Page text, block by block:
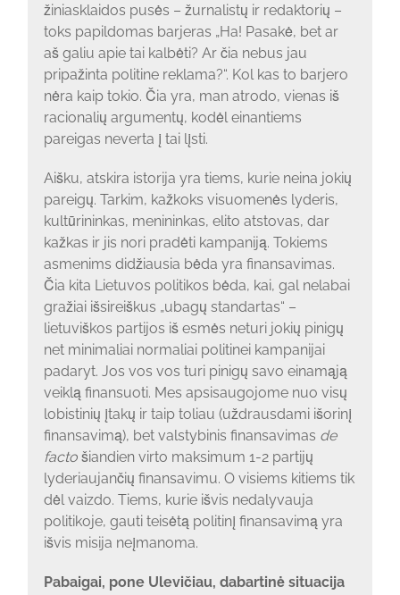
žiniasklaidos pusės – žurnalistų ir redaktorių –
toks papildomas barjeras „Ha! Pasakė, bet ar
aš galiu apie tai kalbėti? Ar čia nebus jau
pripažinta politine reklama?“. Kol kas to barjero
nėra kaip tokio. Čia yra, man atrodo, vienas iš
racionalių argumentų, kodėl einantiems
pareigas neverta į tai lįsti.
Aišku, atskira istorija yra tiems, kurie neina jokių
pareigų. Tarkim, kažkoks visuomenės lyderis,
kultūrininkas, menininkas, elito atstovas, dar
kažkas ir jis nori pradėti kampaniją. Tokiems
asmenims didžiausia bėda yra finansavimas.
Čia kita Lietuvos politikos bėda, kai, gal nelabai
gražiai išsireiškus „ubagų standartas“ –
lietuviškos partijos iš esmės neturi jokių pinigų
net minimaliai normaliai politinei kampanijai
padaryt. Jos vos vos turi pinigų savo einamąją
veiklą finansuoti. Mes apsisaugojome nuo visų
lobistinių įtakų ir taip toliau (uždrausdami išorinį
finansavimą), bet valstybinis finansavimas de
factošiandien virto maksimum 1-2 partijų
lyderiaujančių finansavimu. O visiems kitiems tik
dėl vaizdo. Tiems, kurie išvis nedalyvauja
politikoje, gauti teisėtą politinį finansavimą yra
išvis misija neįmanoma.
Pabaigai, pone Ulevičiau, dabartinė situacija